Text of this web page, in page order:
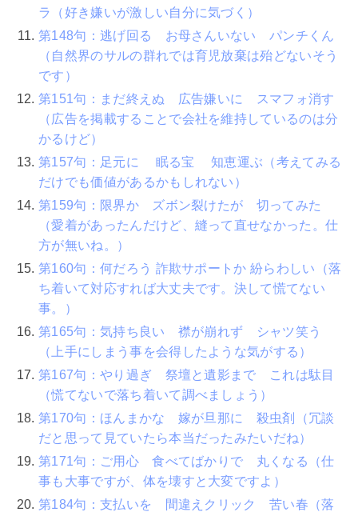
ラ（好き嫌いが激しい自分に気づく）
第148句：逃げ回る お母さんいない パンチくん
（自然界のサルの群れでは育児放棄は殆どないそう
です）
第151句：まだ終えぬ 広告嫌いに スマフォ消す
（広告を掲載することで会社を維持しているのは分
かるけど）
第157句：足元に 眠る宝 知恵運ぶ（考えてみる
だけでも価値があるかもしれない）
第159句：限界か ズボン裂けたが 切ってみた
（愛着があったんだけど、縫って直せなかった。仕
方が無いね。）
第160句：何だろう 詐欺サポートか 紛らわしい（落
ち着いて対応すれば大丈夫です。決して慌てない
事。）
第165句：気持ち良い 襟が崩れず シャツ笑う
（上手にしまう事を会得したような気がする）
第167句：やり過ぎ 祭壇と遺影まで これは駄目
（慌てないで落ち着いて調べましょう）
第170句：ほんまかな 嫁が旦那に 殺虫剤（冗談
だと思って見ていたら本当だったみたいだね）
第171句：ご用心 食べてばかりで 丸くなる（仕
事も大事ですが、体を壊すと大変ですよ）
第184句：支払いを 間違えクリック 苦い春（落